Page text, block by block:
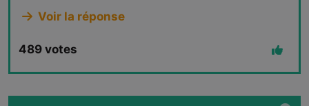
Voir la réponse
489 votes